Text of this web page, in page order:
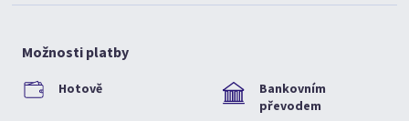
Možnosti platby
Hotově
Bankovním
převodem